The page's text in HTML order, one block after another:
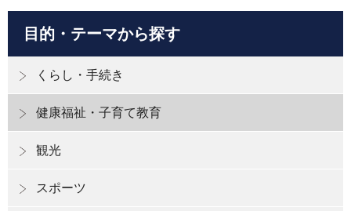
目的・テーマから探す
くらし・手続き
健康福祉・子育て教育
観光
スポーツ